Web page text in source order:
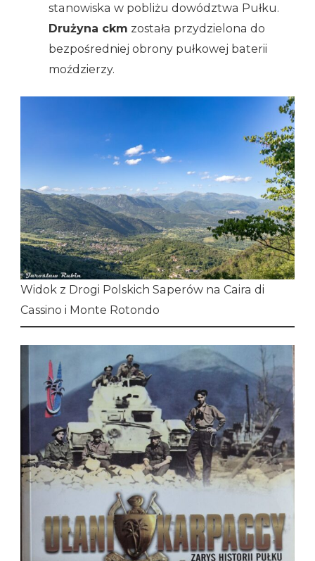
stanowiska w pobliżu dowództwa Pułku.
Drużyna ckm została przydzielona do
bezpośredniej obrony pułkowej baterii
moździerzy.
Widok z Drogi Polskich Saperów na Caira di
Cassino i Monte Rotondo